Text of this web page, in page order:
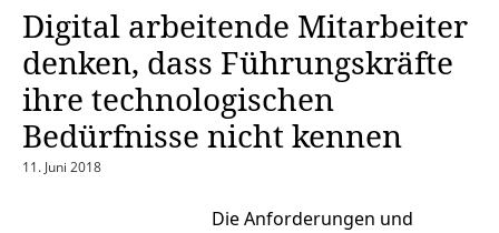
Digital arbeitende Mitarbeiter
denken, dass Führungskräfte
ihre technologischen
Bedürfnisse nicht kennen
11. Juni 2018
Die Anforderungen und